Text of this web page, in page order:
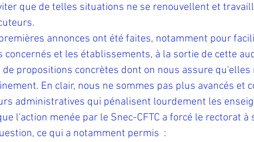
que de telles situations ne se renouvellent et
annonces ont été faites, notamment pour
concernés et les établissements, à la sortie de cette
de propositions concrètes dont on nous assure
En clair, nous ne sommes pas plus avancés et
administratives qui pénalisent lourdement les
l'action menée par le Snec-CFTC a forcé le rectorat
ce qui a notamment permis  :